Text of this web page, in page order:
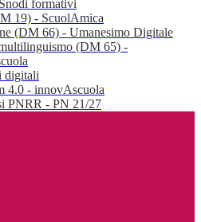
formativi
19) - ScuolAmica
(DM 66) - Umanesimo Digitale
(DM 65) -
digitali
4.0 - innovAscuola
PNRR - PN 21/27